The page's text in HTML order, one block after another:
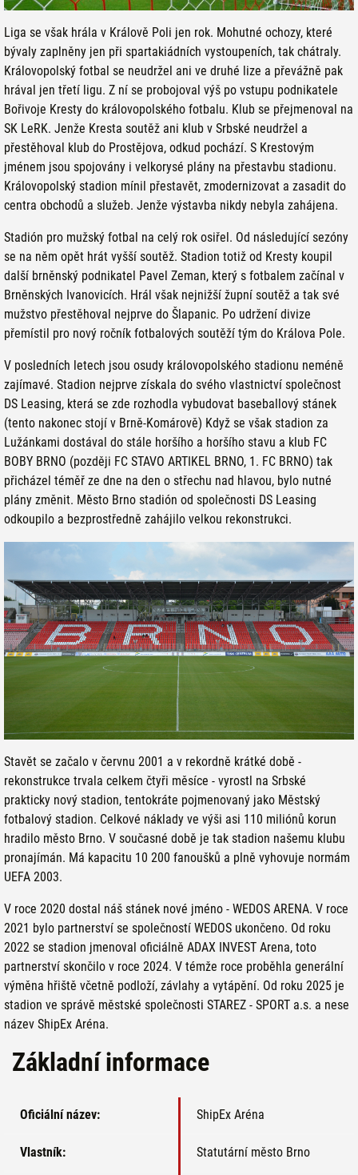
Liga se však hrála v Králově Poli jen rok. Mohutné ochozy, které
bývaly zaplněny jen při spartakiádních vystoupeních, tak chátraly.
Královopolský fotbal se neudržel ani ve druhé lize a převážně pak
hrával jen třetí ligu. Z ní se probojoval výš po vstupu podnikatele
Bořivoje Kresty do královopolského fotbalu. Klub se přejmenoval na
SK LeRK. Jenže Kresta soutěž ani klub v Srbské neudržel a
přestěhoval klub do Prostějova, odkud pochází. S Krestovým
jménem jsou spojovány i velkorysé plány na přestavbu stadionu.
Královopolský stadion mínil přestavět, zmodernizovat a zasadit do
centra obchodů a služeb. Jenže výstavba nikdy nebyla zahájena.
Stadión pro mužský fotbal na celý rok osiřel. Od následující sezóny
se na něm opět hrát vyšší soutěž. Stadion totiž od Kresty koupil
další brněnský podnikatel Pavel Zeman, který s fotbalem začínal v
Brněnských Ivanovicích. Hrál však nejnižší župní soutěž a tak své
mužstvo přestěhoval nejprve do Šlapanic. Po udržení divize
přemístil pro nový ročník fotbalových soutěží tým do Králova Pole.
V posledních letech jsou osudy královopolského stadionu neméně
zajímavé. Stadion nejprve získala do svého vlastnictví společnost
DS Leasing, která se zde rozhodla vybudovat baseballový stánek
(tento nakonec stojí v Brně-Komárově) Když se však stadion za
Lužánkami dostával do stále horšího a horšího stavu a klub FC
BOBY BRNO (později FC STAVO ARTIKEL BRNO, 1. FC BRNO) tak
přicházel téměř ze dne na den o střechu nad hlavou, bylo nutné
plány změnit. Město Brno stadión od společnosti DS Leasing
odkoupilo a bezprostředně zahájilo velkou rekonstrukci.
Stavět se začalo v červnu 2001 a v rekordně krátké době -
rekonstrukce trvala celkem čtyři měsíce - vyrostl na Srbské
prakticky nový stadion, tentokráte pojmenovaný jako Městský
fotbalový stadion. Celkové náklady ve výši asi 110 miliónů korun
hradilo město Brno. V současné době je tak stadion našemu klubu
pronajímán. Má kapacitu 10 200 fanoušků a plně vyhovuje normám
UEFA 2003.
V roce 2020 dostal náš stánek nové jméno - WEDOS ARENA. V roce
2021 bylo partnerství se společností WEDOS ukončeno. Od roku
2022 se stadion jmenoval oficiálně ADAX INVEST Arena, toto
partnerství skončilo v roce 2024. V témže roce proběhla generální
výměna hřiště včetně podloží, závlahy a vytápění. Od roku 2025 je
stadion ve správě městské společnosti STAREZ - SPORT a.s. a nese
název ShipEx Aréna.
Základní informace
Oficiální název: ShipEx Aréna
Vlastník: Statutární město Brno